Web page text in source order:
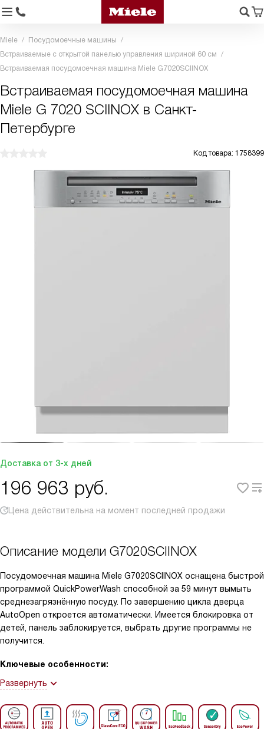
Miele
Посудомоечные машины
Встраиваемые с открытой панелью управления шириной 60 см
Встраиваемая посудомоечная машина Miele G7020SCIINOX
Встраиваемая посудомоечная машина
Miele G 7020 SCIINOX в Санкт-
Петербурге
Код товара: 1758399
Доставка от 3-х дней
196 963 руб.
Цена действительна на момент последней продажи
Описание модели G7020SCIINOX
Посудомоечная машина Miele G7020SCIINOX оснащена быстрой
программой QuickPowerWash способной за 59 минут вымыть
среднезагрязнённую посуду. По завершению цикла дверца
AutoOpen откроется автоматически. Имеется блокировка от
детей, панель заблокируется, выбрать другие программы не
получится.
Ключевые особенности:
Развернуть